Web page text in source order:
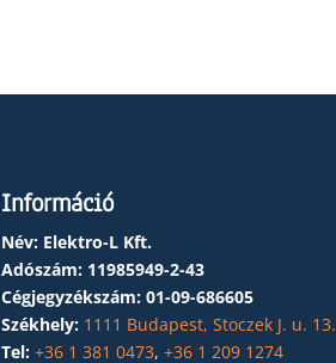
Információ
Név: Elektro-L Kft.
Adószám: 11985949-2-43
Cégjegyzékszám:01-09-686605
Székhely: 1111 Budapest, Stoczek J. u. 13.
Tel: +36 1 381 0473,+36 1 209 1274